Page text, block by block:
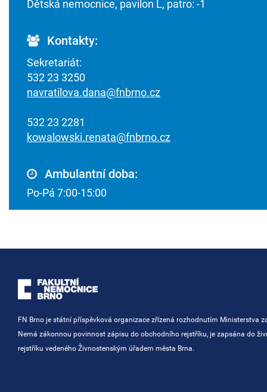
Dětská nemocnice, pavilon L, patro: -1
Kontakty:
Sekretariát:
532 23 3250
navratilova.dana@fnbrno.cz
532 23 2281
kowalowski.renata@fnbrno.cz
Ambulantní doba:
Po-Pá 7:00-15:00
FN Brno je státní příspěvková organizace zřízená rozhodnutím Ministerstva
Nemá zákonnou povinnost zápisu do obchodního rejstříku, je zapsána do
rejstříku vedeného Živnostenským úřadem města Brna.